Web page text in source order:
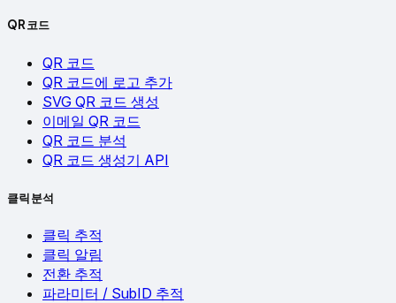
QR 코드
QR 코드
QR 코드에 로고 추가
SVG QR 코드 생성
이메일 QR 코드
QR 코드 분석
QR 코드 생성기 API
클릭 분석
클릭 추적
클릭 알림
전환 추적
파라미터 / SubID 추적